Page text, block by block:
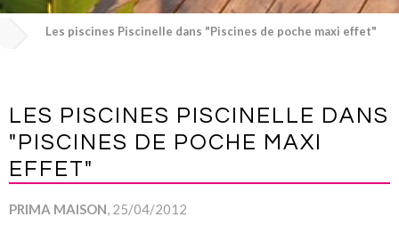
Les piscines Piscinelle dans "Piscines de poche maxi effet"
LES PISCINES PISCINELLE DANS
"PISCINES DE POCHE MAXI
EFFET"
PRIMA MAISON, 25/04/2012